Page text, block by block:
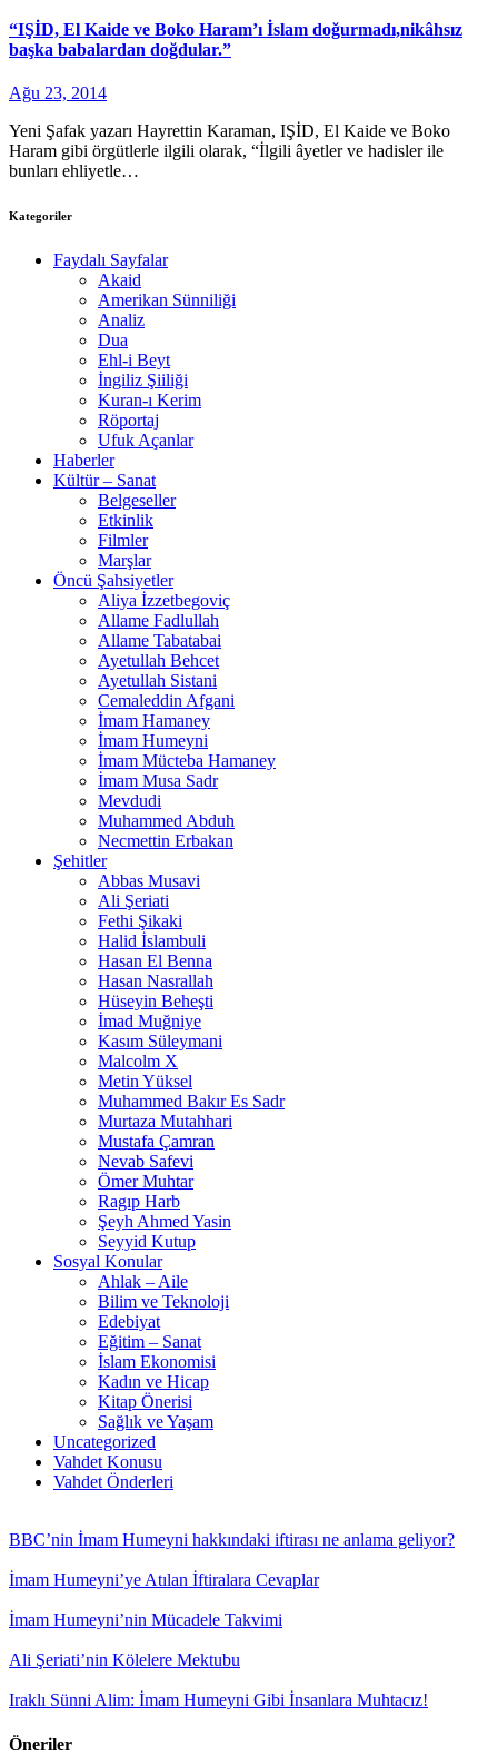
“IŞİD, El Kaide ve Boko Haram’ı İslam doğurmadı,nikâhsız
başka babalardan doğdular.”
Ağu 23, 2014
Yeni Şafak yazarı Hayrettin Karaman, IŞİD, El Kaide ve Boko
Haram gibi örgütlerle ilgili olarak, “İlgili âyetler ve hadisler ile
bunları ehliyetle…
Kategoriler
Faydalı Sayfalar
Akaid
Amerikan Sünniliği
Analiz
Dua
Ehl-i Beyt
İngiliz Şiiliği
Kuran-ı Kerim
Röportaj
Ufuk Açanlar
Haberler
Kültür – Sanat
Belgeseller
Etkinlik
Filmler
Marşlar
Öncü Şahsiyetler
Aliya İzzetbegoviç
Allame Fadlullah
Allame Tabatabai
Ayetullah Behcet
Ayetullah Sistani
Cemaleddin Afgani
İmam Hamaney
İmam Humeyni
İmam Mücteba Hamaney
İmam Musa Sadr
Mevdudi
Muhammed Abduh
Necmettin Erbakan
Şehitler
Abbas Musavi
Ali Şeriati
Fethi Şikaki
Halid İslambuli
Hasan El Benna
Hasan Nasrallah
Hüseyin Beheşti
İmad Muğniye
Kasım Süleymani
Malcolm X
Metin Yüksel
Muhammed Bakır Es Sadr
Murtaza Mutahhari
Mustafa Çamran
Nevab Safevi
Ömer Muhtar
Ragıp Harb
Şeyh Ahmed Yasin
Seyyid Kutup
Sosyal Konular
Ahlak – Aile
Bilim ve Teknoloji
Edebiyat
Eğitim – Sanat
İslam Ekonomisi
Kadın ve Hicap
Kitap Önerisi
Sağlık ve Yaşam
Uncategorized
Vahdet Konusu
Vahdet Önderleri
BBC’nin İmam Humeyni hakkındaki iftirası ne anlama geliyor?
İmam Humeyni’ye Atılan İftiralara Cevaplar
İmam Humeyni’nin Mücadele Takvimi
Ali Şeriati’nin Kölelere Mektubu
Iraklı Sünni Alim: İmam Humeyni Gibi İnsanlara Muhtacız!
Öneriler